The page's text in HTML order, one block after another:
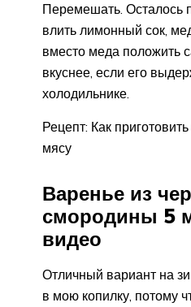
Перемешать. Осталось
влить лимонный сок,
вместо меда положить
вкуснее, если его
холодильнике.
Рецепт: Как
мясу
Варенье из
смородины 5
видео
Отличный вариант на
в мою копилку, потому